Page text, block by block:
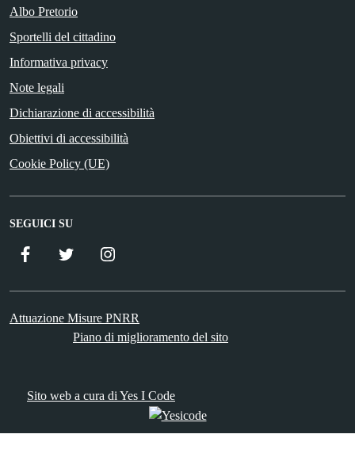
Albo Pretorio
Sportelli del cittadino
Informativa privacy
Note legali
Dichiarazione di accessibilità
Obiettivi di accessibilità
Cookie Policy (UE)
SEGUICI SU
Facebook Twitter
Attuazione Misure PNRR
Piano di miglioramento del sito
Sito web a cura di Yes I Code